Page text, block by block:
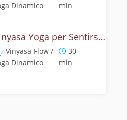
Dinamico
min
Vinyasa Yoga per Sentirsi Bene
Vinyasa Flow /
Dinamico
30
min